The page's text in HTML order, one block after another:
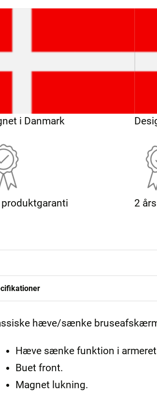
i Danmark
produktgaranti 2
hæve/sænke
Hæve sænke funktion i
Buet front.
Magnet lukning.